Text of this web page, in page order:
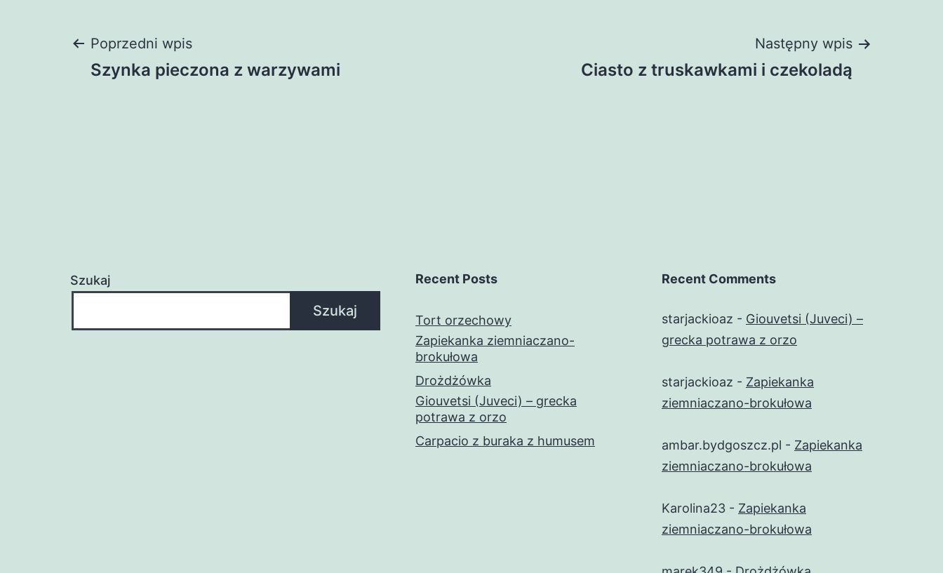
Nawigacja
Poprzedni wpis
Szynka pieczona z warzywami
Następny wpis
Ciasto z truskawkami i czekoladą
Szukaj
Szukaj
Recent Posts
Tort orzechowy
Zapiekanka ziemniaczano-
brokułowa
Drożdżówka
Giouvetsi (Juveci) – grecka
potrawa z orzo
Carpacio z buraka z humusem
Recent Comments
starjackioaz - Giouvetsi (Juveci) –
grecka potrawa z orzo
starjackioaz - Zapiekanka
ziemniaczano-brokułowa
ambar.bydgoszcz.pl - Zapiekanka
ziemniaczano-brokułowa
Karolina23 - Zapiekanka
ziemniaczano-brokułowa